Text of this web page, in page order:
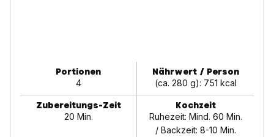
Portionen
4
Nährwert / Person
(ca. 280 g): 751 kcal
Zubereitungs-Zeit
20 Min.
Kochzeit
Ruhezeit: Mind. 60 Min.
/ Backzeit: 8-10 Min.